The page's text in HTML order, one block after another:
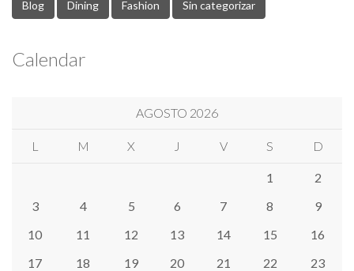
Blog Dining Fashion Sin categorizar
Calendar
AGOSTO 2026
L M X J V S D
1
2
3
4 5 6 7 8
9
10
11 12 13 14 15
16
17
18 19 20 21 22
23